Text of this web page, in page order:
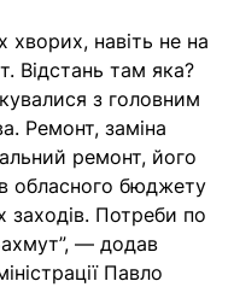
хворих, навіть не на
Відстань там яка?
з головним
Ремонт, заміна
ремонт, його
обласного бюджету
Потреби по
— додав
Павло